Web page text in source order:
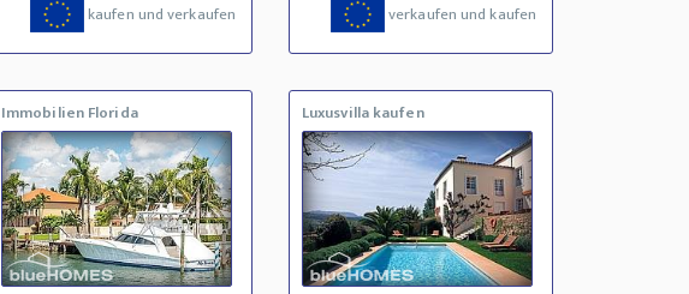
kaufen und verkaufen verkaufen und kaufen
Immobilien Florida Luxusvilla kaufen